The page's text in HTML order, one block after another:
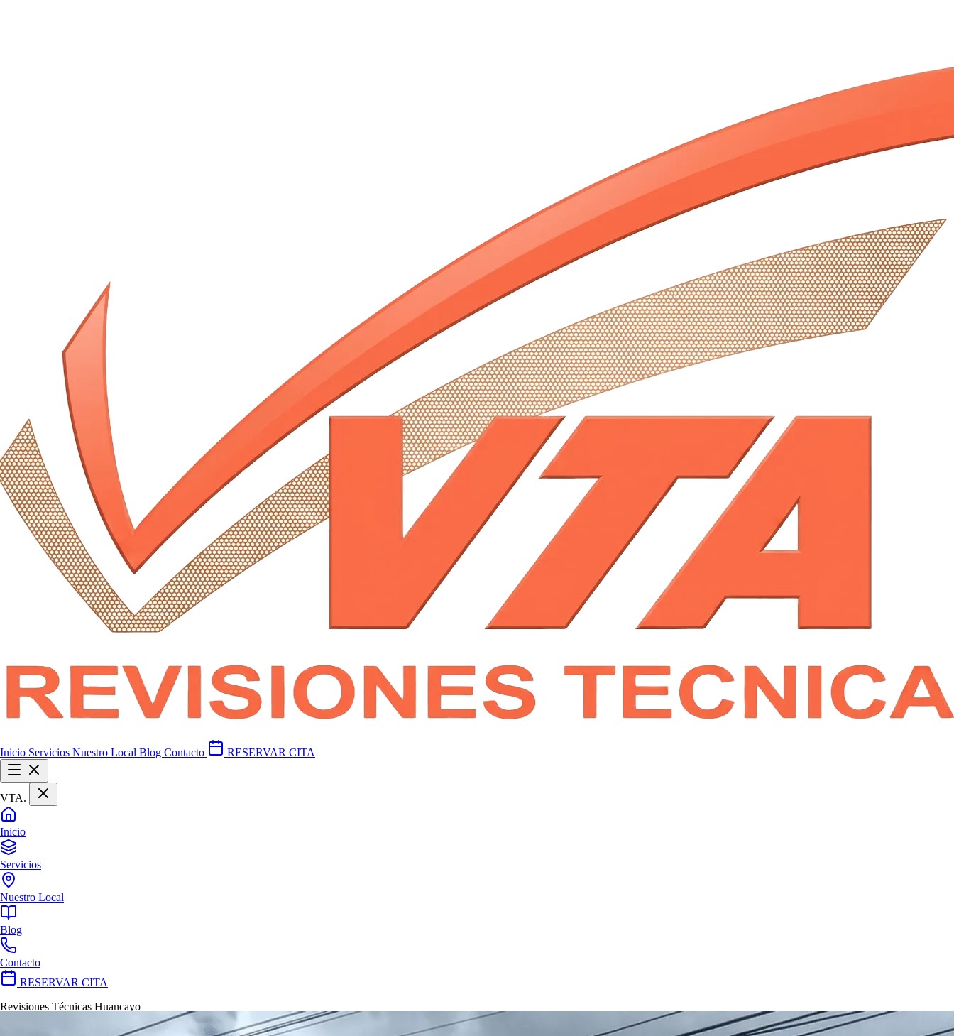
Inicio Servicios Nuestro Local Blog Contacto RESERVAR CITA
VTA.
Inicio
Servicios
Nuestro Local
Blog
Contacto
RESERVAR CITA
Revisiones Técnicas Huancayo